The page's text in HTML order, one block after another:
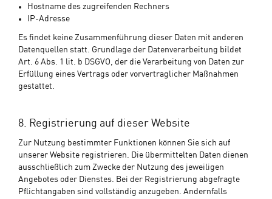
Hostname des zugreifenden Rechners
IP-Adresse
Es findet keine Zusammenführung dieser Daten mit anderen
Datenquellen statt. Grundlage der Datenverarbeitung bildet
Art. 6 Abs. 1 lit. b DSGVO, der die Verarbeitung von Daten zur
Erfüllung eines Vertrags oder vorvertraglicher Maßnahmen
gestattet.
8. Registrierung auf dieser Website
Zur Nutzung bestimmter Funktionen können Sie sich auf
unserer Website registrieren. Die übermittelten Daten dienen
ausschließlich zum Zwecke der Nutzung des jeweiligen
Angebotes oder Dienstes. Bei der Registrierung abgefragte
Pflichtangaben sind vollständig anzugeben. Andernfalls